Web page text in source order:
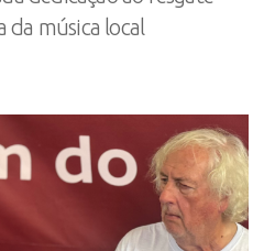
da música local